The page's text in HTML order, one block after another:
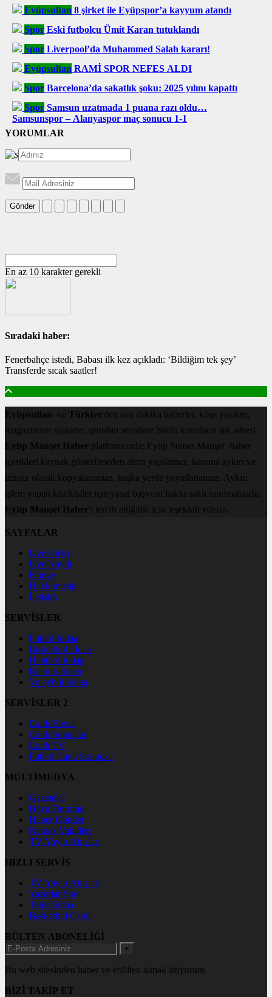
Eyüpsultan 8 şirket ile Eyüpspor’a kayyum atandı
Spor Eski futbolcu Ümit Karan tutuklandı
Spor Liverpool’da Muhammed Salah kararı!
Eyüpsultan RAMİ SPOR NEFES ALDI
Spor Barcelona’da sakatlık şoku: 2025 yılını kapattı
Spor Samsun uzatmada 1 puana razı oldu…
Samsunspor – Alanyaspor maç sonucu 1-1
YORUMLAR
Gönder
En az 10 karakter gerekli
Sıradaki haber:
Fenerbahçe istedi, Babası ilk kez açıkladı: ‘Bildiğim tek şey’
Transferde sıcak saatler!
Eyüpsultan ve Türkiye'den son dakika haberler, köşe yazıları,
magazinden siyasete, spordan seyahate bütün konuların tek adresi
Eyüp Manşet Haber platformunda; Eyüp Sultan Manşet haber
içerikleri kaynak gösterilmeden alıntı yapılamaz, kanuna aykırı ve
izinsiz olarak kopyalanamaz, başka yerde yayınlanamaz. Aykırı
işlem yapan kişi/kişiler için yasal başvuru hakkı saklı tutulmaktadır.
Eyüp Manşet Haber'i tercih ettiğiniz için teşekkür ederiz.
SAYFALAR
Üye Girişi
Üye Kaydı
Künye
Hakkımızda
İletişim
SERVİSLER
Futbol İddaa
Basketbol İddaa
Hentbol İddaa
Bilardo İddaa
Voleybol İddaa
SERVİSLER 2
Canlı Borsa
Canlı Sonuçlar
Canlı TV
Futbol Canlı Sonuçlar
MULTİMEDYA
Gazeteler
Hava Durumu
Haber Gönder
Namaz Vakitleri
TV Yayın Akışları
HIZLI SERVİS
TV Yayın Akışları
Yazarlar Site
Tenis İddaa
Basketbol Canlı
BÜLTEN ABONELİĞİ
+
Bu web sitesinden haber ve ebülten almak istiyorum
BİZİ TAKİP ET